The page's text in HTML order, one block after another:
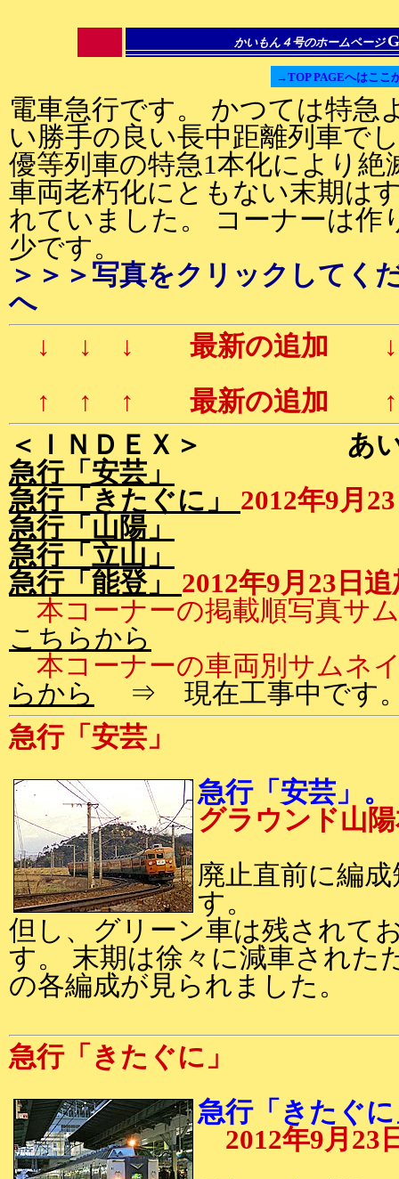
かいもん４号のホームページ
→TOP PAGEへはここ
電車急行です。 かつては特急
い勝手の良い長中距離列車で
優等列車の特急1本化により
車両老朽化にともない末期は
れていました。 コーナーは作
少です。
＞＞＞写真をクリックしてく
へ
↓ ↓ ↓ 最新の追加
↑ ↑ ↑ 最新の追加
＜ＩＮＤＥＸ＞ あい
急行「安芸」
急行「きたぐに」 2012年9
急行「山陽」
急行「立山」
急行「能登」 2012年9月23
本コーナーの掲載順写真サ
こちらから
本コーナーの車両別サム
らから
⇒ 現在工事中です
急行「安芸」
急行「安芸」
グラウンド山
廃止直前に編
す。
但し、グリーン車は残されて
す。 末期は徐々に減車された
の各編成が見られました。
急行「きたぐに」
急行「きたぐ
2012年9月23